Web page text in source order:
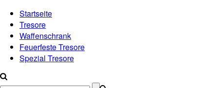
Startseite
Tresore
Waffenschrank
Feuerfeste Tresore
Spezial Tresore